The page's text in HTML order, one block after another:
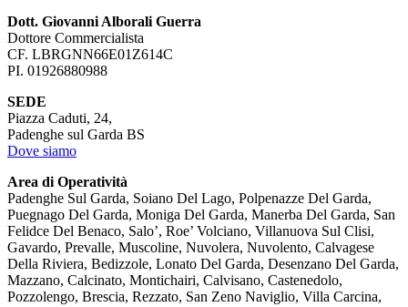
Dott. Giovanni Alborali Guerra
Dottore Commercialista
CF. LBRGNN66E01Z614C
PI. 01926880988
SEDE
Piazza Caduti, 24,
Padenghe sul Garda BS
Dove siamo
Area di Operatività
Padenghe Sul Garda, Soiano Del Lago, Polpenazze Del Garda,
Puegnago Del Garda, Moniga Del Garda, Manerba Del Garda, San
Felidce Del Benaco, Salo’, Roe’ Volciano, Villanuova Sul Clisi,
Gavardo, Prevalle, Muscoline, Nuvolera, Nuvolento, Calvagese
Della Riviera, Bedizzole, Lonato Del Garda, Desenzano Del Garda,
Mazzano, Calcinato, Montichairi, Calvisano, Castenedolo,
Pozzolengo, Brescia, Rezzato, San Zeno Naviglio, Villa Carcina,